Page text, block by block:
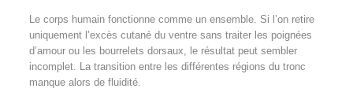
Le corps humain fonctionne comme un ensemble. Si l’on retire
uniquement l’excès cutané du ventre sans traiter les poignées
d’amour ou les bourrelets dorsaux, le résultat peut sembler
incomplet. La transition entre les différentes régions du tronc
manque alors de fluidité.